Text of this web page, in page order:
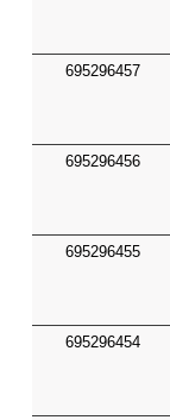
695296457
695296456
695296455
695296454